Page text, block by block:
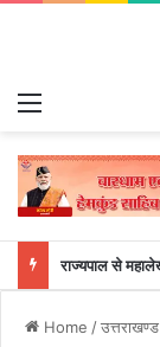
राज्यपाल से
Home /उत्तराखण्ड